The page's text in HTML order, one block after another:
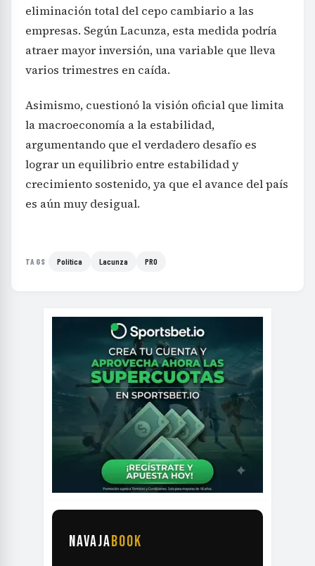
eliminación total del cepo cambiario a las
empresas. Según Lacunza, esta medida podría
atraer mayor inversión, una variable que lleva
varios trimestres en caída.
Asimismo, cuestionó la visión oficial que limita
la macroeconomía a la estabilidad,
argumentando que el verdadero desafío es
lograr un equilibrio entre estabilidad y
crecimiento sostenido, ya que el avance del país
es aún muy desigual.
TAGS Política Lacunza PRO
NAVAJABOOK